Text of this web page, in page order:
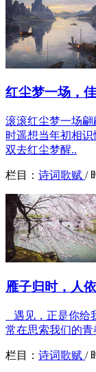
红尘梦一场，
滚滚红尘梦一场
时遥想当年初相
双去红尘梦醒..
栏目： 诗词歌赋 /
雁子归时，人
遇见，正是你给
常在思索我们的
栏目： 诗词歌赋 /